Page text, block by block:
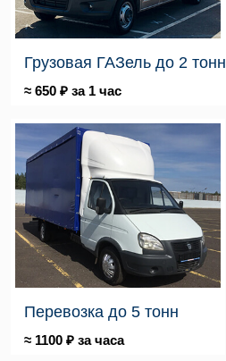
Грузовая ГАЗель до 2 тонн
≈ 650 ₽ за 1 час
Перевозка до 5 тонн
≈ 1100 ₽ за часа